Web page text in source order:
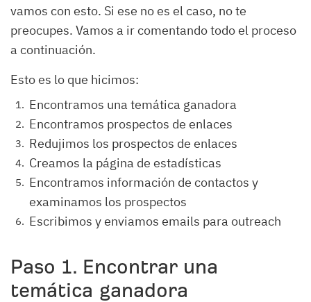
vamos con esto. Si ese no es el caso, no te
preocupes. Vamos a ir comentando todo el proceso
a continuación.
Esto es lo que hicimos:
Encontramos una temática ganadora
Encontramos prospectos de enlaces
Redujimos los prospectos de enlaces
Creamos la página de estadísticas
Encontramos información de contactos y
examinamos los prospectos
Escribimos y enviamos emails para outreach
Paso 1. Encontrar una
temática ganadora